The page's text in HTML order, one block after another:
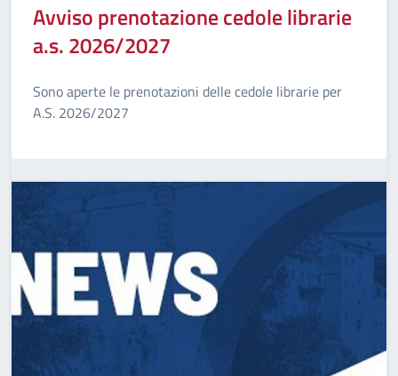
Avviso prenotazione cedole librarie
a.s. 2026/2027
Sono aperte le prenotazioni delle cedole librarie per
A.S. 2026/2027